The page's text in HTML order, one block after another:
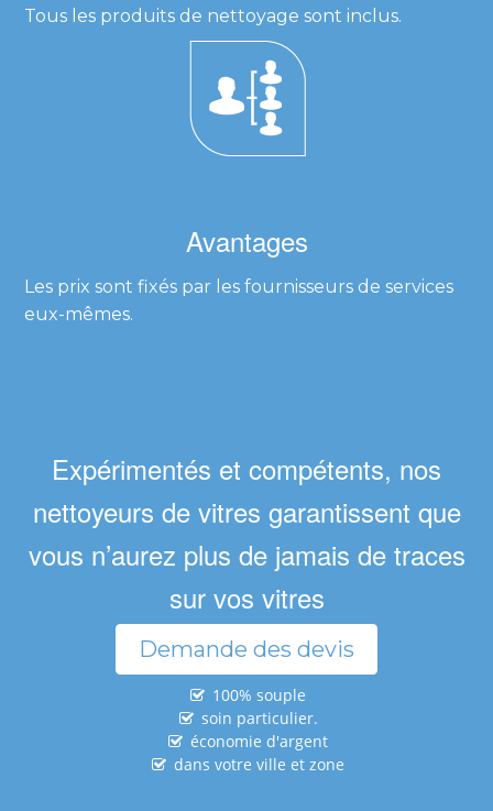
Tous les produits de nettoyage sont inclus.
Avantages
Les prix sont fixés par les fournisseurs de services
eux-mêmes.
Expérimentés et compétents, nos
nettoyeurs de vitres garantissent que
vous n’aurez plus de jamais de traces
sur vos vitres
Demande des devis
100% souple
soin particulier.
économie d'argent
dans votre ville et zone